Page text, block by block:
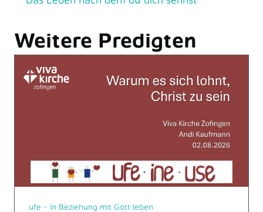
Weitere Predigten
ufe - in Beziehung mit Gott leben